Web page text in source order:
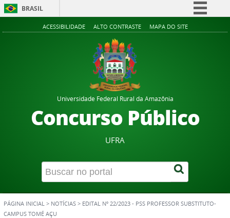
BRASIL
Simplifique!
Acesso à informação
ACESSIBILIDADE ALTO CONTRASTE MAPA DO SITE
Universidade Federal Rural da Amazônia
Concurso Público
UFRA
PÁGINA INICIAL > NOTÍCIAS > EDITAL Nº 22/2023 - PSS PROFESSOR SUBSTITUTO-
CAMPUS TOMÉ AÇU